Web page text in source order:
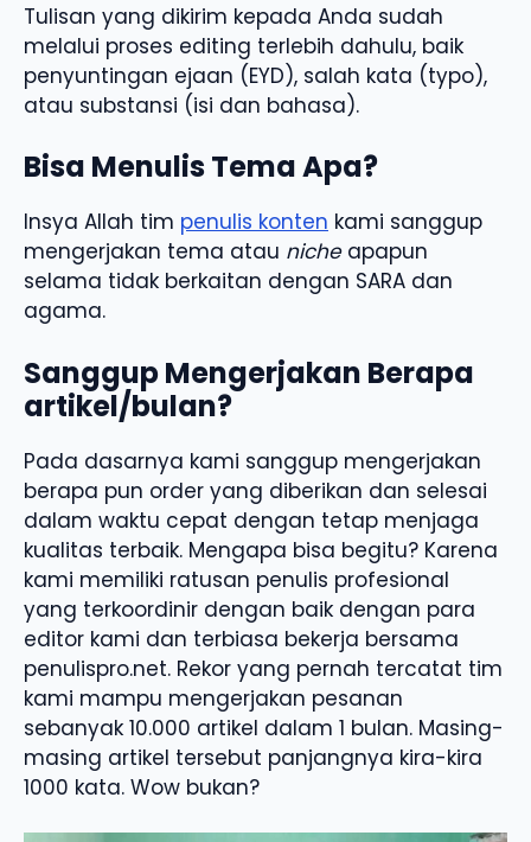
Tulisan yang dikirim kepada Anda sudah
melalui proses editing terlebih dahulu, baik
penyuntingan ejaan (EYD), salah kata (typo),
atau substansi (isi dan bahasa).
Bisa Menulis Tema Apa?
Insya Allah tim penulis konten kami sanggup
mengerjakan tema atau nicheapapun
selama tidak berkaitan dengan SARA dan
agama.
Sanggup Mengerjakan Berapa
artikel/bulan?
Pada dasarnya kami sanggup mengerjakan
berapa pun order yang diberikan dan selesai
dalam waktu cepat dengan tetap menjaga
kualitas terbaik. Mengapa bisa begitu? Karena
kami memiliki ratusan penulis profesional
yang terkoordinir dengan baik dengan para
editor kami dan terbiasa bekerja bersama
penulispro.net. Rekor yang pernah tercatat tim
kami mampu mengerjakan pesanan
sebanyak 10.000 artikel dalam 1 bulan. Masing-
masing artikel tersebut panjangnya kira-kira
1000 kata. Wow bukan?